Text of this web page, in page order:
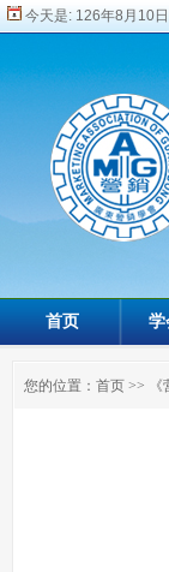
今天是: 126年8月10
首页 学
您的位置： 首页 >>